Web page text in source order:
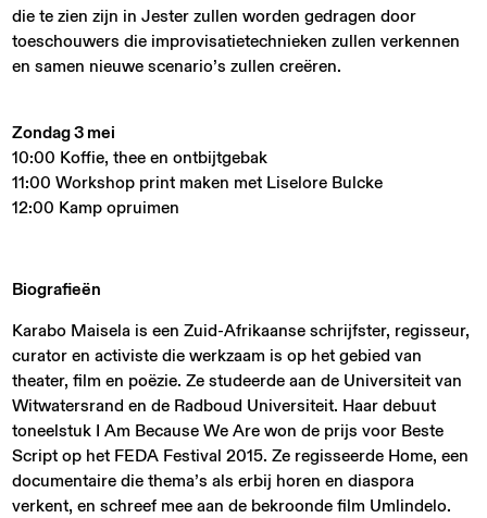
die te zien zijn in Jester zullen worden gedragen door
toeschouwers die improvisatietechnieken zullen verkennen
en samen nieuwe scenario’s zullen creëren.
Zondag 3 mei
10:00 Koffie, thee en ontbijtgebak
11:00 Workshop print maken met Liselore Bulcke
12:00 Kamp opruimen
Biografieën
Karabo Maisela is een Zuid-Afrikaanse schrijfster, regisseur,
curator en activiste die werkzaam is op het gebied van
theater, film en poëzie. Ze studeerde aan de Universiteit van
Witwatersrand en de Radboud Universiteit. Haar debuut
toneelstuk I Am Because We Are won de prijs voor Beste
Script op het FEDA Festival 2015. Ze regisseerde Home, een
documentaire die thema’s als erbij horen en diaspora
verkent, en schreef mee aan de bekroonde film Umlindelo.